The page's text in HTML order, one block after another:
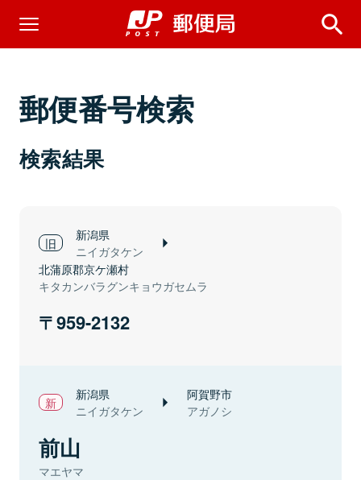
郵便番号検索
検索結果
新潟県
ニイガタケン
北蒲原郡京ケ瀬村
キタカンバラグンキョウガセムラ
959-2132
新潟県
ニイガタケン
阿賀野市
アガノシ
前山
マエヤマ